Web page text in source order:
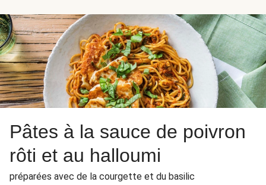
Pâtes à la sauce de poivron
rôti et au halloumi
préparées avec de la courgette et du basilic